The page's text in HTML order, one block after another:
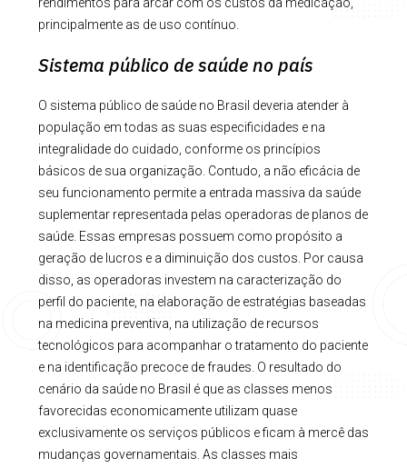
principalmente as de uso contínuo.
Sistema público de saúde no país
O sistema público de saúde no Brasil deveria atender à
população em todas as suas especificidades e na
integralidade do cuidado, conforme os princípios
básicos de sua organização. Contudo, a não eficácia de
seu funcionamento permite a entrada massiva da saúde
suplementar representada pelas operadoras de planos de
saúde. Essas empresas possuem como propósito a
geração de lucros e a diminuição dos custos. Por causa
disso, as operadoras investem na caracterização do
perfil do paciente, na elaboração de estratégias baseadas
na medicina preventiva, na utilização de recursos
tecnológicos para acompanhar o tratamento do paciente
e na identificação precoce de fraudes. O resultado do
cenário da saúde no Brasil é que as classes menos
favorecidas economicamente utilizam quase
exclusivamente os serviços públicos e ficam à mercê das
mudanças governamentais. As classes mais